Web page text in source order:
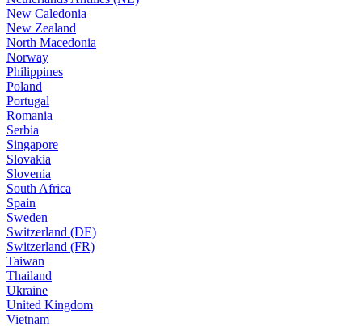
New Caledonia
New Zealand
North Macedonia
Norway
Philippines
Poland
Portugal
Romania
Serbia
Singapore
Slovakia
Slovenia
South Africa
Spain
Sweden
Switzerland (DE)
Switzerland (FR)
Taiwan
Thailand
Ukraine
United Kingdom
Vietnam